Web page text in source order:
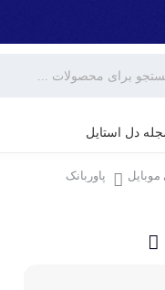
لوازم جانبی گوشی موبایل
دل استایل
پاوربانک